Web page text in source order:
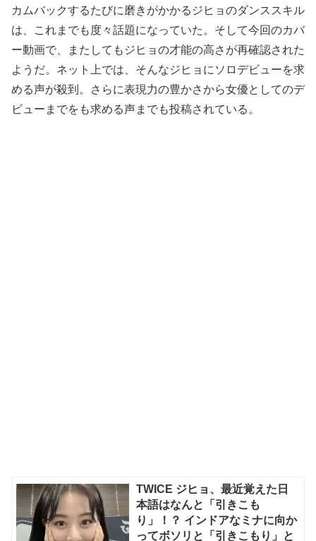
カムバックするたびに磨きがかかるジヒョのダンススキル
は、これまでも度々話題になっていた。そして今回のカバ
ー動画で、またしてもジヒョの才能の高さが再確認された
ようだ。ネット上では、そんなジヒョにソロデビューを求
める声が殺到。さらに表現力の豊かさから女優としてのデ
ビューまでをも求める声までも投稿されている。
TWICE ジヒョ、最近覚えた日
本語はなんと「引きこも
り」！？ インドアなミナに向か
ってボソリと「引きこもり」と